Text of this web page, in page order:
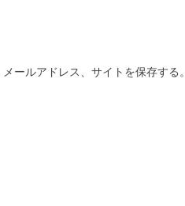
ールアドレス、サイトを保存する。